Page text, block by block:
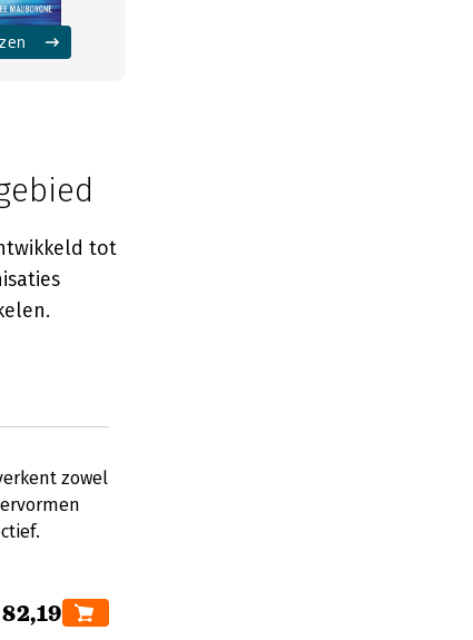
tot
zowel